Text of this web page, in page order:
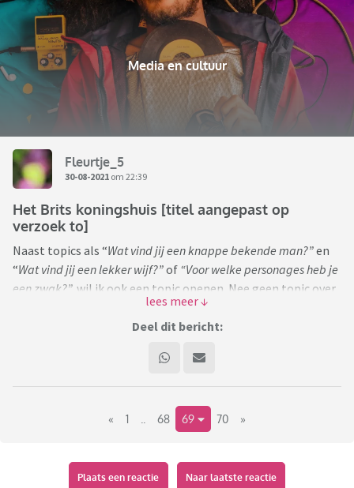
Media en cultuur
Fleurtje_5
30-08-2021 om 22:39
Het Brits koningshuis [titel aangepast op
verzoek to]
Naast topics als “Wat vind jij een knappe bekende man?”en
“Wat vind jij een lekker wijf?”of “Voor welke personages heb je
een zwak?”, wil ik ook een topic openen. Nee geen topic over
Harry en Meghan. Maar een topic over een sterke Queen van
95 jaar, die zich toch maar staande weet te houden, ondanks
dat ze telkens weer geconfronteerd word met een of ander
schandaal, waar haar zoon Andrew bij betrokken is of bij
moet getuigen, en dan het verdrietig Megxit en het Oprah
interview. Dan de tekenfilmserie met oerdomme grappen,
ongevraagd als hoofdpersoon. En de Netflix-serie The Crown
die nu haar overleden echtgenoot als stiekeme
Deel dit bericht:
« 1 68 69 70 »
Plaats een reactie Naar laatste reactie